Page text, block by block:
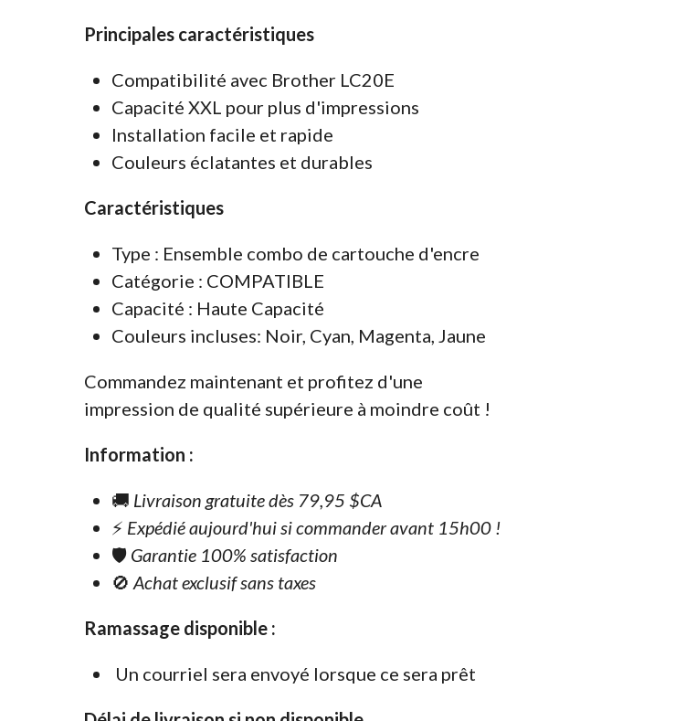
Principales caractéristiques
Compatibilité avec Brother LC20E
Capacité XXL pour plus d'impressions
Installation facile et rapide
Couleurs éclatantes et durables
Caractéristiques
Type : Ensemble combo de cartouche d'encre
Catégorie : COMPATIBLE
Capacité : Haute Capacité
Couleurs incluses: Noir, Cyan, Magenta, Jaune
Commandez maintenant et profitez d'une
impression de qualité supérieure à moindre coût !
Information :
🚚 Livraison gratuite dès 79,95 $CA
⚡ Expédié aujourd'hui si commander avant 15h00 !
🛡️ Garantie 100% satisfaction
🚫 Achat exclusif sans taxes
Ramassage disponible :
Un courriel sera envoyé lorsque ce sera prêt